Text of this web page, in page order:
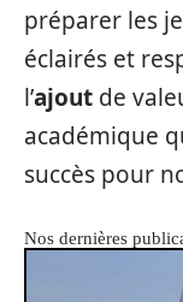
préparer les
éclairés et
l’ajout de
académique
succès pour
Nos dernières